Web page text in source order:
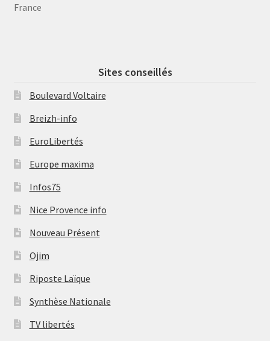
France
Sites conseillés
Boulevard Voltaire
Breizh-info
EuroLibertés
Europe maxima
Infos75
Nice Provence info
Nouveau Présent
Ojim
Riposte Laïque
Synthèse Nationale
TV libertés